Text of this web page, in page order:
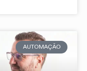
AUTOMAÇÃO